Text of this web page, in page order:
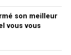
son meilleur
vous vous